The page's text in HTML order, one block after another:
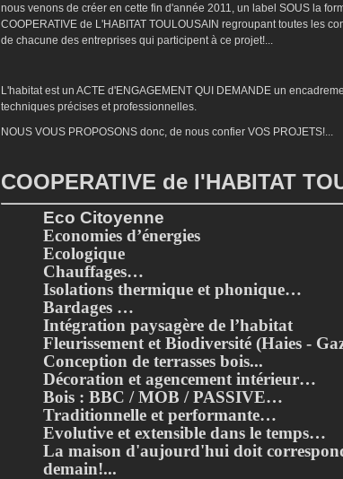
nous venons de créer en cette fin d'année 2011, un label SOUS la
COOPERATIVE de L'HABITAT TOULOUSAIN regroupant toutes les
de chacune des entreprises qui participent à ce projet!...
L'habitat est un ACTE d'ENGAGEMENT QUI DEMANDE un
techniques précises et professionnelles.
NOUS VOUS PROPOSONS donc, de nous confier VOS PROJETS!...
COOPERATIVE de l'HABITAT
Eco Citoyenne
Economies d’énergies
Ecologique
Chauffages…
Isolations thermique et phonique…
Bardages …
Intégration paysagère de l’habitat
Fleurissement et Biodiversité (Haies -
Conception de terrasses bois...
Décoration et agencement intérieur…
Bois : BBC / MOB / PASSIVE…
Traditionnelle et performante…
Evolutive et extensible dans le temps…
La maison d'aujourd'hui doit
demain!...